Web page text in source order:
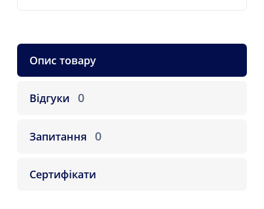
Опис товару
Відгуки 0
Запитання 0
Сертифікати